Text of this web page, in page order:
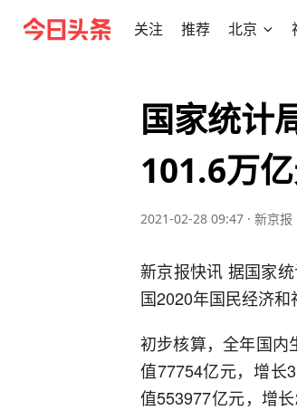
关注 推荐 北京
国家统计
101.6万
2021-02-28 09:47 · 新京报
新京报快讯 据国家
国2020年国民经济和
初步核算，全年国内
值77754亿元，增长
值553977亿元，增